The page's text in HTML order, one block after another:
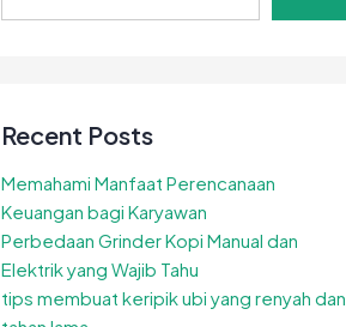
Recent Posts
Memahami Manfaat Perencanaan
Keuangan bagi Karyawan
Perbedaan Grinder Kopi Manual dan
Elektrik yang Wajib Tahu
tips membuat keripik ubi yang renyah dan